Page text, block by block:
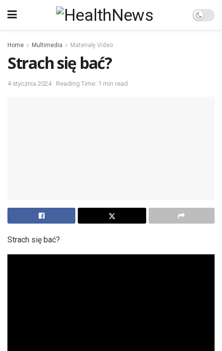
Home Multimedia Materiały Video
Strach się bać?
4 stycznia 2024 Reading Time: 1 min read
Strach się bać?